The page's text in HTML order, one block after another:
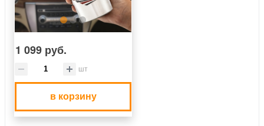
1 099 руб.
шт
в корзину